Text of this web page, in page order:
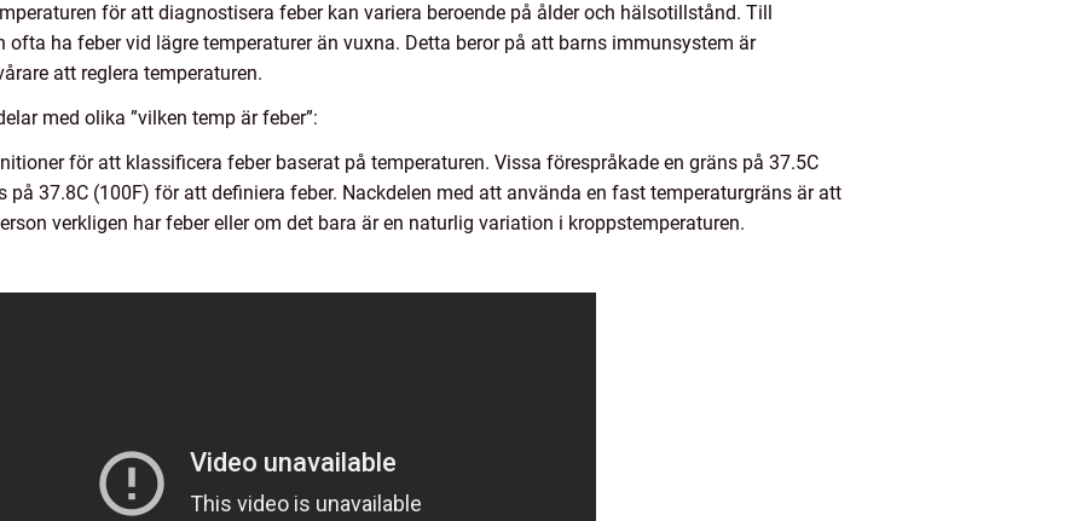
för att diagnostisera feber kan variera beroende på ålder och hälsotillstånd. Till
ofta ha feber vid lägre temperaturer än vuxna. Detta beror på att barns immunsystem är
att reglera temperaturen.
med olika ”vilken temp är feber”:
för att klassificera feber baserat på temperaturen. Vissa förespråkade en gräns på 37.5C
på 37.8C (100F) för att definiera feber. Nackdelen med att använda en fast temperaturgräns är att
verkligen har feber eller om det bara är en naturlig variation i kroppstemperaturen.